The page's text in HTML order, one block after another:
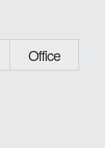
Office